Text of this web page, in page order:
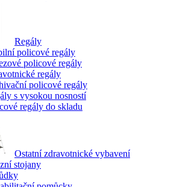
Regály
policové regály
policové regály
regály
policové regály
s vysokou nosností
regály do skladu
Ostatní zdravotnické vybavení
stojany